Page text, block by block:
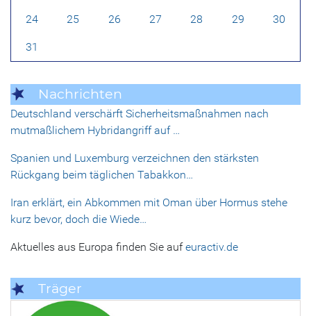
24 25 26 27 28 29 30
31
Nachrichten
Deutschland verschärft Sicherheitsmaßnahmen nach
mutmaßlichem Hybridangriff auf …
Spanien und Luxemburg verzeichnen den stärksten
Rückgang beim täglichen Tabakkon…
Iran erklärt, ein Abkommen mit Oman über Hormus stehe
kurz bevor, doch die Wiede…
Aktuelles aus Europa finden Sie aufeuractiv.de
Träger